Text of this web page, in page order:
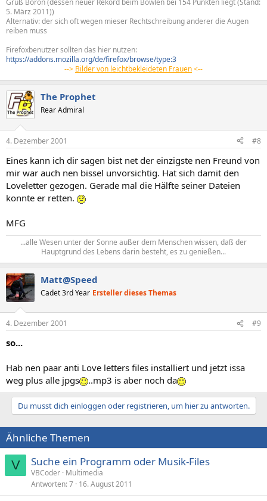
Gruß Boron (dessen neuer Rekord beim Bowlen bei 154 Punkten liegt (Stand:
5. März 2011))
Alternativ: der sich oft wegen mieser Rechtschreibung anderer die Augen
reiben muss
Firefoxbenutzer sollten das hier nutzen:
https://addons.mozilla.org/de/firefox/browse/type:3
--> Bilder von leichtbekleideten Frauen<--
The Prophet
Rear Admiral
4. Dezember 2001 #8
Eines kann ich dir sagen bist net der einzigste nen Freund von
mir war auch nen bissel unvorsichtig. Hat sich damit den
Loveletter gezogen. Gerade mal die Hälfte seiner Dateien
konnte er retten.
MFG
...alle Wesen unter der Sonne außer dem Menschen wissen, daß der
Hauptgrund des Lebens darin besteht, es zu genießen...​
Matt@Speed
Cadet 3rd Year Ersteller dieses Themas
4. Dezember 2001 #9
so...
Hab nen paar anti Love letters files installiert und jetzt issa
weg plus alle jpgs
..mp3 is aber noch da
Du musst dich einloggen oder registrieren, um hier zu antworten.
Ähnliche Themen
V Suche ein Programm oder Musik-Files
VBCoder Multimedia
Antworten 7 16. August 2011